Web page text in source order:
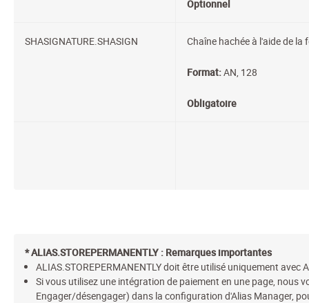
Optionnel
SHASIGNATURE.SHASIGN Chaîne hachée à l'aide de
Format:AN, 128
Obligatoire
* ALIAS.STOREPERMANENTLY : Remarques importantes
ALIAS.STOREPERMANENTLY doit être utilisé uniquement avec
Si vous utilisez une intégration de paiement en une page, nous
Engager/désengager) dans la configuration d'Alias Manager,